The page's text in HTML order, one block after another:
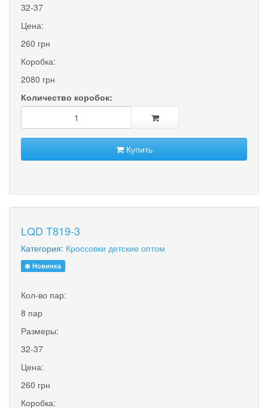
32-37
Цена:
260 грн
Коробка:
2080 грн
Количество коробок:
Купить
LQD T819-3
Категория: Кроссовки детские оптом
Новинка
Кол-во пар:
8 пар
Размеры:
32-37
Цена:
260 грн
Коробка: